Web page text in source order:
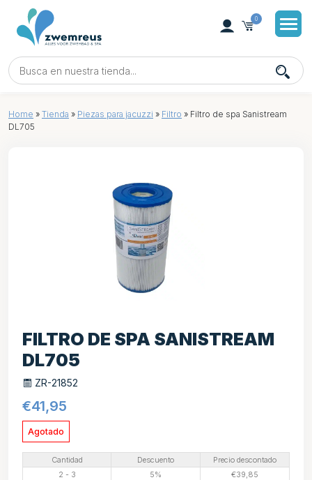
0
Home » Tienda » Piezas para jacuzzi » Filtro » Filtro de spa Sanistream
DL705
FILTRO DE SPA SANISTREAM
DL705
ZR-21852
€41,95
Agotado
Cantidad Descuento
Precio descontado
2 - 3
5% €39,85